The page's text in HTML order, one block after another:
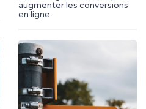
augmenter les conversions
en ligne